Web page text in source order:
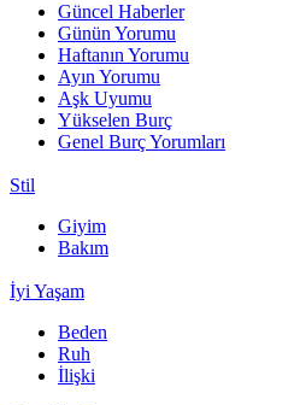
Güncel Haberler
Günün Yorumu
Haftanın Yorumu
Ayın Yorumu
Aşk Uyumu
Yükselen Burç
Genel Burç Yorumları
Stil
Giyim
Bakım
İyi Yaşam
Beden
Ruh
İlişki